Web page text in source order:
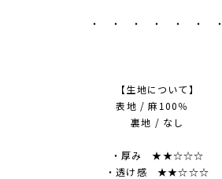
・ ・ ・ ・ ・ ・ ・
【生地について】
表地 / 麻100％
裏地 / なし
・厚み ★★☆☆☆
・透け感 ★★☆☆☆